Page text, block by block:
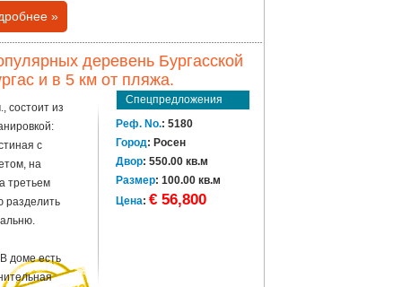
»
деревень Бургасской
и в 5 км от пляжа.
состоит из
с
на
третьем
разделить
доме есть
Спецпредложения
Реф. No.: 5180
Город: Росен
Двор: 550.00 кв.м
Размер: 100.00 кв.м
Цена: € 56,800